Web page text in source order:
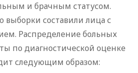
и брачным статусом.
составили лица с
Распределение больных
по диагностической оценке
следующим образом: